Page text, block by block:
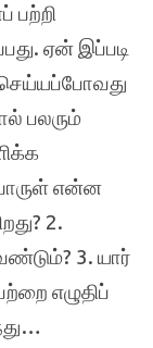
பற்றி
ஏன் இப்படி
பலரும்
என்ன
2.
3. யார்
எழுதிப்